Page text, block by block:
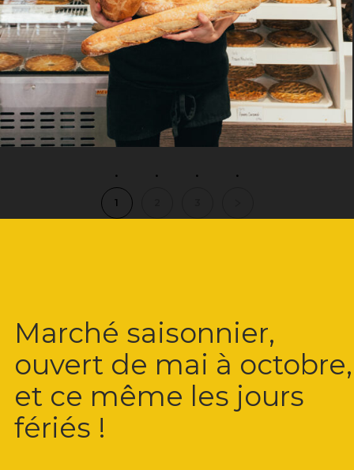
1
Marché saisonnier,
ouvert de mai à octobre,
et ce même les jours
fériés !